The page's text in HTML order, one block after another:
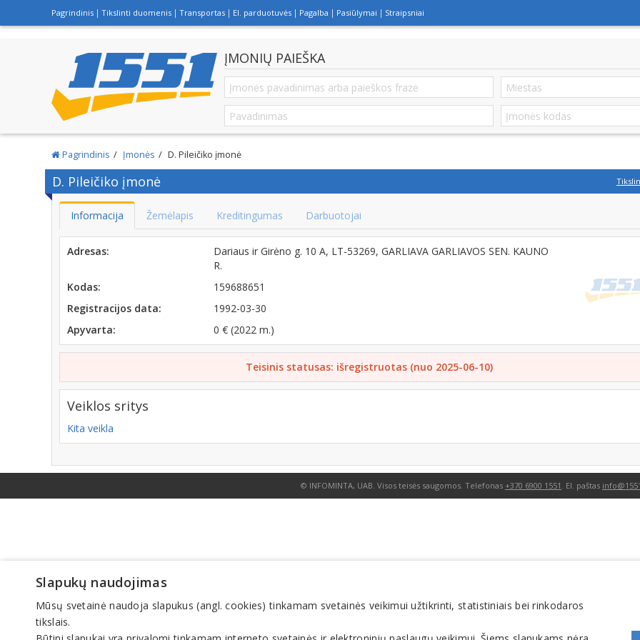
Pagrindinis Tikslinti duomenis Transportas El. parduotuvės Pagalba Pasiūlymai Straipsniai
ĮMONIŲ PAIEŠKA
Pagrindinis Įmonės D. Pileičiko įmonė
D. Pileičiko įmonė
Informacija Žemėlapis Kreditingumas Darbuotojai
Adresas:
Dariaus ir Girėno g. 10 A, LT-53269, GARLIAVA GARLIAVOS SEN. KAUNO
R.
Kodas:
159688651
Registracijos data:
1992-03-30
Apyvarta:
0 € (2022 m.)
Teisinis statusas: išregistruotas (nuo 2025-06-10)
Veiklos sritys
Kita veikla
© INFOMINTA, UAB. Visos teisės saugomos. Telefonas +370 6900 1551 . El. paštas
Slapukų naudojimas
Mūsų svetainė naudoja slapukus (angl. cookies) tinkamam svetainės veikimui užtikrinti, statistiniais bei rinkodaros
tikslais.